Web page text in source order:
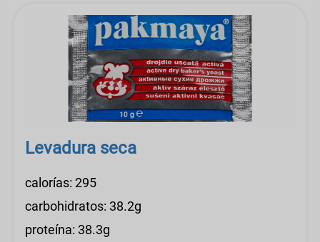
Levadura seca
calorías: 295
carbohidratos: 38.2g
proteína: 38.3g